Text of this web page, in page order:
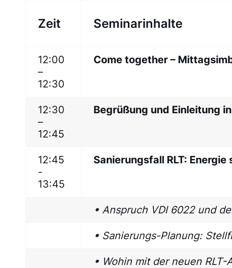
Zeit Seminarinhalte
12:00
–
12:30
Come together –
12:30
–
12:45
Begrüßung und Einleitung
12:45
-
13:45
Sanierungsfall RLT:
• Anspruch VDI 6022 und
• Sanierungs-Planung:
• Wohin mit der neuen RLT-